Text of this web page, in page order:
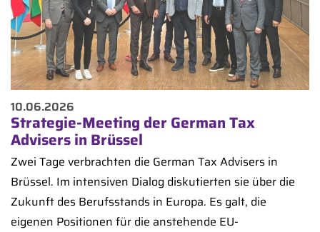
10.06.2026
Strategie-Meeting der German Tax
Advisers in Brüssel
Zwei Tage verbrachten die German Tax Advisers in
Brüssel. Im intensiven Dialog diskutierten sie über die
Zukunft des Berufsstands in Europa. Es galt, die
eigenen Positionen für die anstehende EU-